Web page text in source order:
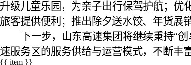
升级儿童乐园，为亲子出行保驾护航；优
旅客提供便利；推出除夕送水饺、年货展
下一步，山东高速集团将继续秉持“
速服务区的服务供给与运营模式，不断丰
{{ item }}